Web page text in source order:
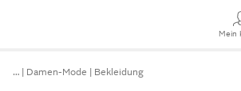
Mein
… Damen-Mode Bekleidung